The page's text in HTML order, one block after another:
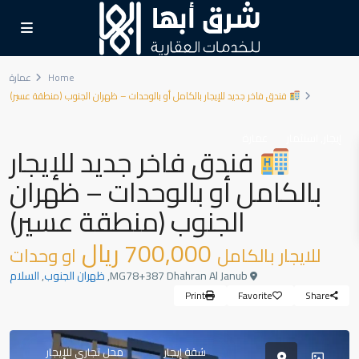
Home
عمارة
فندق فاخر جديد للإيجار بالكامل أو بالوحدات – ظهران الجنوب (منطقة عسير)
فندق فاخر جديد للإيجار
بالكامل أو بالوحدات – ظهران
الجنوب (منطقة عسير)
للايجار بالكامل او وحدات
ظهران الجنوب,السلام
Share
Favorite
Print
شقة إيجار محل تجاري للإيجار